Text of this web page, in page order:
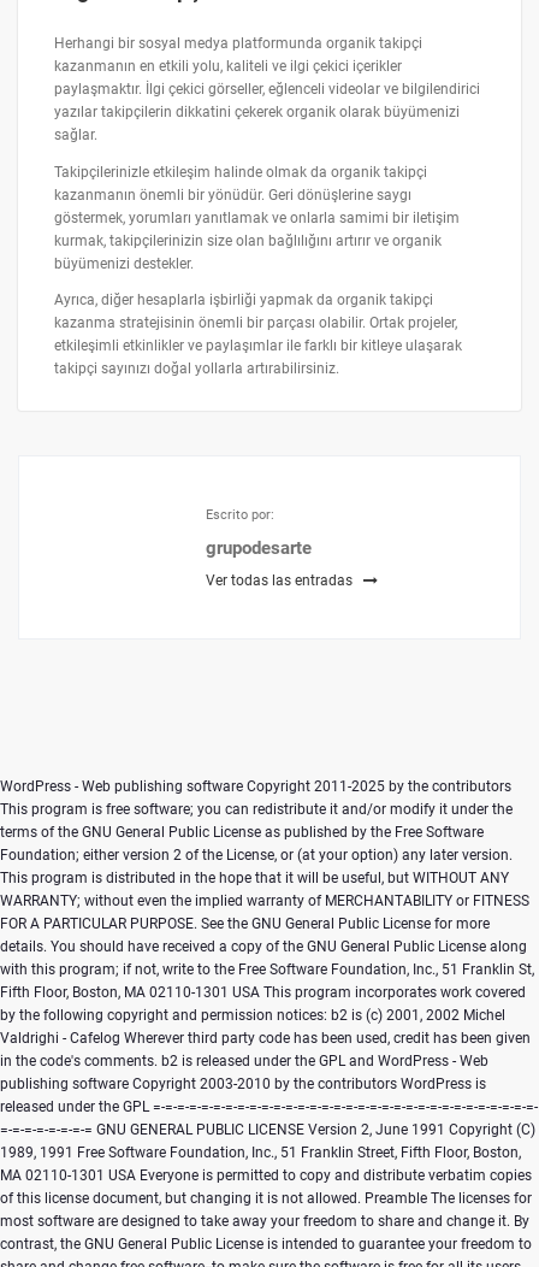
Herhangi bir sosyal medya platformunda organik takipçi
kazanmanın en etkili yolu, kaliteli ve ilgi çekici içerikler
paylaşmaktır. İlgi çekici görseller, eğlenceli videolar ve bilgilendirici
yazılar takipçilerin dikkatini çekerek organik olarak büyümenizi
sağlar.
Takipçilerinizle etkileşim halinde olmak da organik takipçi
kazanmanın önemli bir yönüdür. Geri dönüşlerine saygı
göstermek, yorumları yanıtlamak ve onlarla samimi bir iletişim
kurmak, takipçilerinizin size olan bağlılığını artırır ve organik
büyümenizi destekler.
Ayrıca, diğer hesaplarla işbirliği yapmak da organik takipçi
kazanma stratejisinin önemli bir parçası olabilir. Ortak projeler,
etkileşimli etkinlikler ve paylaşımlar ile farklı bir kitleye ulaşarak
takipçi sayınızı doğal yollarla artırabilirsiniz.
Escrito por:
grupodesarte
Ver todas las entradas
WordPress - Web publishing software Copyright 2011-2025 by the contributors This program is free software; you can redistribute it and/or modify it under the terms of the GNU General Public License as published by the Free Software Foundation; either version 2 of the License, or (at your option) any later version. This program is distributed in the hope that it will be useful, but WITHOUT ANY WARRANTY; without even the implied warranty of MERCHANTABILITY or FITNESS FOR A PARTICULAR PURPOSE. See the GNU General Public License for more details. You should have received a copy of the GNU General Public License along with this program; if not, write to the Free Software Foundation, Inc., 51 Franklin St, Fifth Floor, Boston, MA 02110-1301 USA This program incorporates work covered by the following copyright and permission notices: b2 is (c) 2001, 2002 Michel Valdrighi - Cafelog Wherever third party code has been used, credit has been given in the code's comments. b2 is released under the GPL and WordPress - Web publishing software Copyright 2003-2010 by the contributors WordPress is released under the GPL =-=-=-=-=-=-=-=-=-=-=-=-=-=-=-=-=-=-=-=-=-=-=-=-=-=-=-=-=-=-=-=-=-=-=-=-=-=-=-= GNU GENERAL PUBLIC LICENSE Version 2, June 1991 Copyright (C) 1989, 1991 Free Software Foundation, Inc., 51 Franklin Street, Fifth Floor, Boston, MA 02110-1301 USA Everyone is permitted to copy and distribute verbatim copies of this license document, but changing it is not allowed. Preamble The licenses for most software are designed to take away your freedom to share and change it. By contrast, the GNU General Public License is intended to guarantee your freedom to share and change free software--to make sure the software is free for all its users. This General Public License applies to most of the Free Software Foundation's software and to any other program whose authors commit to using it. (Some other Free Software Foundation software is covered by the GNU Lesser General Public License instead.) You can apply it to your programs, too. When we speak of free software, we are referring to freedom, not price. Our General Public Licenses are designed to make sure that you have the freedom to distribute copies of free software (and charge for this service if you wish), that you receive source code or can get it if you want it, that you can change the software or use pieces of it in new free programs; and that you know you can do these things. To protect your rights, we need to make restrictions that forbid anyone to deny you these rights or to ask you to surrender the rights. These restrictions translate to certain responsibilities for you if you distribute copies of the software, or if you modify it. For example, if you distribute copies of such a program, whether gratis or for a fee, you must give the recipients all the rights that you have. You must make sure that they, too, receive or can get the source code. And you must show them these terms so they know their rights. We protect your rights with two steps: (1) copyright the software, and (2) offer you this license which gives you legal permission to copy, distribute and/or modify the software. Also, for each author's protection and ours, we want to make certain that everyone understands that there is no warranty for this free software. If the software is modified by someone else and passed on, we want its recipients to know that what they have is not the original, so that any problems introduced by others will not reflect on the original authors' reputations. Finally, any free program is threatened constantly by software patents. We wish to avoid the danger that redistributors of a free program will individually obtain patent licenses, in effect making the program proprietary. To prevent this, we have made it clear that any patent must be licensed for everyone's free use or not licensed at all. The precise terms and conditions for copying, distribution and modification follow. GNU GENERAL PUBLIC LICENSE TERMS AND CONDITIONS FOR COPYING, DISTRIBUTION AND MODIFICATION 0. This License applies to any program or other work which contains a notice placed by the copyright holder saying it may be distributed under the terms of this General Public License. The "Program", below, refers to any such program or work, and a "work based on the Program" means either the Program or any derivative work under copyright law: that is to say, a work containing the Program or a portion of it, either verbatim or with modifications and/or translated into another language. (Hereinafter, translation is included without limitation in the term "modification".) Each licensee is addressed as "you". Activities other than copying, distribution and modification are not covered by this License; they are outside its scope. The act of running the Program is not restricted, and the output from the Program is covered only if its contents constitute a work based on the Program (independent of having been made by running the Program). Whether that is true depends on what the Program does. 1. You may copy and distribute verbatim copies of the Program's source code as you receive it, in any medium, provided that you conspicuously and appropriately publish on each copy an appropriate copyright notice and disclaimer of warranty; keep intact all the notices that refer to this License and to the absence of any warranty; and give any other recipients of the Program a copy of this License along with the Program. You may charge a fee for the physical act of transferring a copy, and you may at your option offer warranty protection in exchange for a fee. 2. You may modify your copy or copies of the Program or any portion of it, thus forming a work based on the Program, and copy and distribute such modifications or work under the terms of Section 1 above, provided that you also meet all of these conditions: a) You must cause the modified files to carry prominent notices stating that you changed the files and the date of any change. b) You must cause any work that you distribute or publish, that in whole or in part contains or is derived from the Program or any part thereof, to be licensed as a whole at no charge to all third parties under the terms of this License. c) If the modified program normally reads commands interactively when run, you must cause it, when started running for such interactive use in the most ordinary way, to print or display an announcement including an appropriate copyright notice and a notice that there is no warranty (or else, saying that you provide a warranty) and that users may redistribute the program under these conditions, and telling the user how to view a copy of this License. (Exception: if the Program itself is interactive but does not normally print such an announcement, your work based on the Program is not required to print an announcement.) These requirements apply to the modified work as a whole. If identifiable sections of that work are not derived from the Program, and can be reasonably considered independent and separate works in themselves, then this License, and its terms, do not apply to those sections when you distribute them as separate works. But when you distribute the same sections as part of a whole which is a work based on the Program, the distribution of the whole must be on the terms of this License, whose permissions for other licensees extend to the entire whole, and thus to each and every part regardless of who wrote it. Thus, it is not the intent of this section to claim rights or contest your rights to work written entirely by you; rather, the intent is to exercise the right to control the distribution of derivative or collective works based on the Program. In addition, mere aggregation of another work not based on the Program with the Program (or with a work based on the Program) on a volume of a storage or distribution medium does not bring the other work under the scope of this License. 3. You may copy and distribute the Program (or a work based on it, under Section 2) in object code or executable form under the terms of Sections 1 and 2 above provided that you also do one of the following: a) Accompany it with the complete corresponding machine-readable source code, which must be distributed under the terms of Sections 1 and 2 above on a medium customarily used for software interchange; or, b) Accompany it with a written offer, valid for at least three years, to give any third party, for a charge no more than your cost of physically performing source distribution, a complete machine-readable copy of the corresponding source code, to be distributed under the terms of Sections 1 and 2 above on a medium customarily used for software interchange; or, c) Accompany it with the information you received as to the offer to distribute corresponding source code. (This alternative is allowed only for noncommercial distribution and only if you received the program in object code or executable form with such an offer, in accord with Subsection b above.) The source code for a work means the preferred form of the work for making modifications to it. For an executable work, complete source code means all the source code for all modules it contains, plus any associated interface definition files, plus the scripts used to control compilation and installation of the executable. However, as a special exception, the source code distributed need not include anything that is normally distributed (in either source or binary form) with the major components (compiler, kernel, and so on) of the operating system on which the executable runs, unless that component itself accompanies t